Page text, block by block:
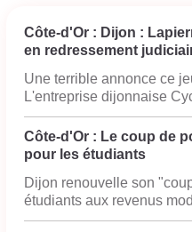
Côte-d'Or : Dijon :
en redressement
Une terrible annonce ce
L'entreprise dijonnaise
Côte-d'Or : Le coup de
pour les étudiants
Dijon renouvelle son
étudiants aux revenus